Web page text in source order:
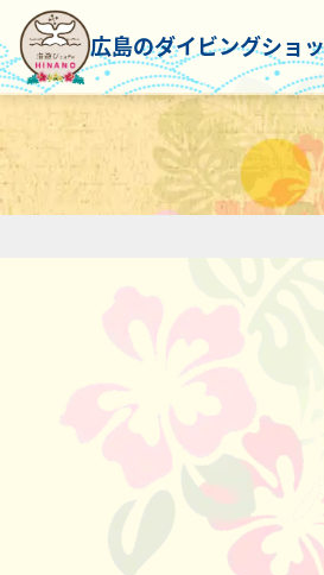
広島のダイビングショ